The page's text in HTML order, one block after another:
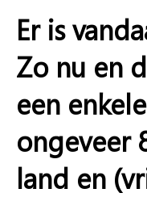
Er is
Zo nu en
een
ongeveer
land en